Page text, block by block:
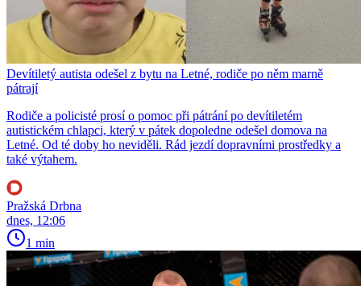
Devítiletý autista odešel z bytu na Letné, rodiče po něm marně
pátrají
Rodiče a policisté prosí o pomoc při pátrání po devítiletém
autistickém chlapci, který v pátek dopoledne odešel domova na
Letné. Od té doby ho neviděli. Rád jezdí dopravními prostředky a
také výtahem.
Pražská Drbna
dnes, 12:06
1 min